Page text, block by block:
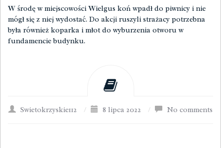
W środę w miejscowości Wielgus koń wpadł do piwnicy i nie
mógł się z niej wydostać. Do akcji ruszyli strażacy potrzebna
była również koparka i młot do wyburzenia otworu w
fundamencie budynku.
Swietokrzyskie112 / 8 lipca 2022 / No comments